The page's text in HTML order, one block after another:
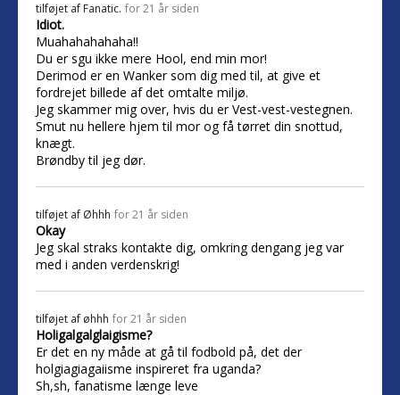
tilføjet af Fanatic. for 21 år siden
Idiot.
Muahahahahaha!!
Du er sgu ikke mere Hool, end min mor!
Derimod er en Wanker som dig med til, at give et
fordrejet billede af det omtalte miljø.
Jeg skammer mig over, hvis du er Vest-vest-vestegnen.
Smut nu hellere hjem til mor og få tørret din snottud,
knægt.
Brøndby til jeg dør.
tilføjet af Øhhh for 21 år siden
Okay
Jeg skal straks kontakte dig, omkring dengang jeg var
med i anden verdenskrig!
tilføjet af øhhh for 21 år siden
Holigalgalglaigisme?
Er det en ny måde at gå til fodbold på, det der
holgiagiagaiisme inspireret fra uganda?
Sh,sh, fanatisme længe leve